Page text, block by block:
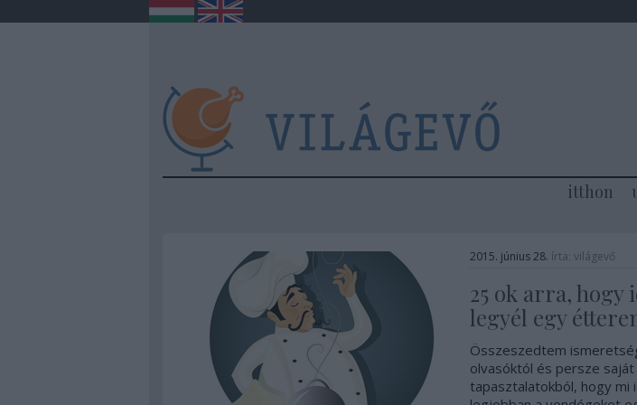
itthon
2015. június 28. írta: világevő
25 ok arra, hogy
legyél egy
Összeszedtem
olvasóktól és persze saját
tapasztalatokból, hogy mi